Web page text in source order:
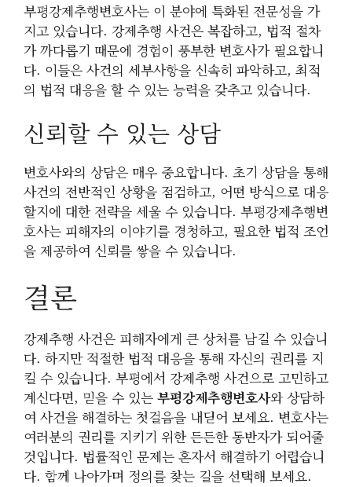
부평강제추행변호사는 이 분야에 특화된 전문성을 가
지고 있습니다. 강제추행 사건은 복잡하고, 법적 절차
가 까다롭기 때문에 경험이 풍부한 변호사가 필요합니
다. 이들은 사건의 세부사항을 신속히 파악하고, 최적
의 법적 대응을 할 수 있는 능력을 갖추고 있습니다.
신뢰할 수 있는 상담
변호사와의 상담은 매우 중요합니다. 초기 상담을 통해
사건의 전반적인 상황을 점검하고, 어떤 방식으로 대응
할지에 대한 전략을 세울 수 있습니다. 부평강제추행변
호사는 피해자의 이야기를 경청하고, 필요한 법적 조언
을 제공하여 신뢰를 쌓을 수 있습니다.
결론
강제추행 사건은 피해자에게 큰 상처를 남길 수 있습니
다. 하지만 적절한 법적 대응을 통해 자신의 권리를 지
킬 수 있습니다. 부평에서 강제추행 사건으로 고민하고
계신다면, 믿을 수 있는 부평강제추행변호사와 상담하
여 사건을 해결하는 첫걸음을 내딛어 보세요. 변호사는
여러분의 권리를 지키기 위한 든든한 동반자가 되어줄
것입니다. 법률적인 문제는 혼자서 해결하기 어렵습니
다. 함께 나아가며 정의를 찾는 길을 선택해 보세요.